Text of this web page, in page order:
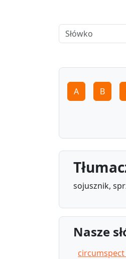
A B
sojusznik,
Nasze